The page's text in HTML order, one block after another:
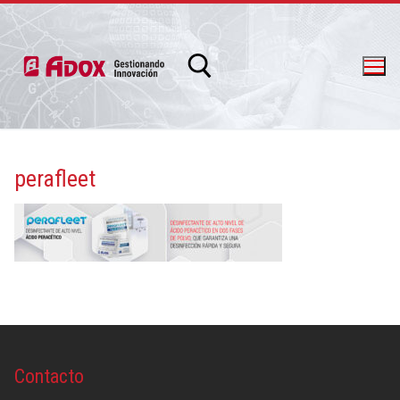
info@adox.com.ar whatsapp: 54 9 11 6230 2470
perafleet
Contacto